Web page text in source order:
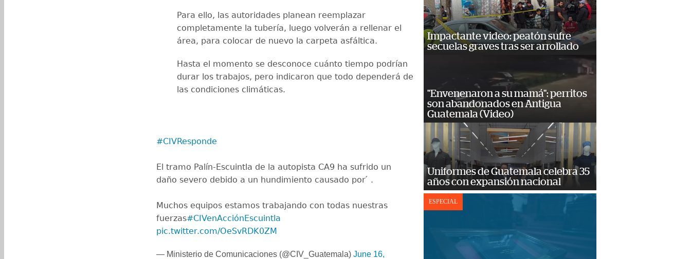
Para ello, las autoridades planean reemplazar
completamente la tubería, luego volverán a rellenar el
área, para colocar de nuevo la carpeta asfáltica.
Hasta el momento se desconoce cuánto tiempo podrían
durar los trabajos, pero indicaron que todo dependerá de
las condiciones climáticas.
#CIVResponde
El tramo Palín-Escuintla de la autopista CA9 ha sufrido un
daño severo debido a un hundimiento causado por ́ .
‍‍Muchos equipos estamos trabajando con todas nuestras
fuerzas#CIVenAcciónEscuintla
pic.twitter.com/OeSvRDK0ZM
— Ministerio de Comunicaciones (@CIV_Guatemala) June 16,
Impactante video: peatón sufre
secuelas graves tras ser arrollado
"Envenenaron a su mamá": perritos
son abandonados en Antigua
Guatemala (Video)
Uniformes de Guatemala celebra 35
años con expansión nacional
ESPECIAL